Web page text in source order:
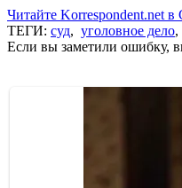
Читайте Korrespondent.net в
ТЕГИ: суд, уголовное дело,
Если вы заметили ошибку,